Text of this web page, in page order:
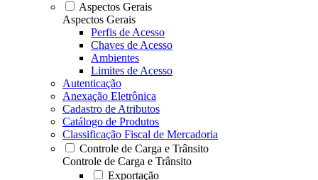
Aspectos Gerais
Aspectos Gerais
Perfis de Acesso
Chaves de Acesso
Ambientes
Limites de Acesso
Autenticação
Anexação Eletrônica
Cadastro de Atributos
Catálogo de Produtos
Classificação Fiscal de Mercadoria
Controle de Carga e Trânsito
Controle de Carga e Trânsito
Exportação